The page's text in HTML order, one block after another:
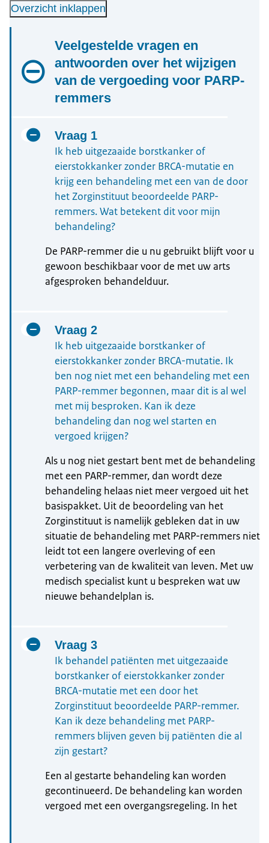
Overzicht inklappen
Veelgestelde vragen en
antwoorden over het wijzigen
van de vergoeding voor PARP-
remmers
Vraag 1
Ik heb uitgezaaide borstkanker of
eierstokkanker zonder BRCA-mutatie en
krijg een behandeling met een van de door
het Zorginstituut beoordeelde PARP-
remmers. Wat betekent dit voor mijn
behandeling?
De PARP-remmer die u nu gebruikt blijft voor u
gewoon beschikbaar voor de met uw arts
afgesproken behandelduur.
Vraag 2
Ik heb uitgezaaide borstkanker of
eierstokkanker zonder BRCA-mutatie. Ik
ben nog niet met een behandeling met een
PARP-remmer begonnen, maar dit is al wel
met mij besproken. Kan ik deze
behandeling dan nog wel starten en
vergoed krijgen?
Als u nog niet gestart bent met de behandeling
met een PARP-remmer, dan wordt deze
behandeling helaas niet meer vergoed uit het
basispakket. Uit de beoordeling van het
Zorginstituut is namelijk gebleken dat in uw
situatie de behandeling met PARP-remmers niet
leidt tot een langere overleving of een
verbetering van de kwaliteit van leven. Met uw
medisch specialist kunt u bespreken wat uw
nieuwe behandelplan is.
Vraag 3
Ik behandel patiënten met uitgezaaide
borstkanker of eierstokkanker zonder
BRCA-mutatie met een door het
Zorginstituut beoordeelde PARP-remmer.
Kan ik deze behandeling met PARP-
remmers blijven geven bij patiënten die al
zijn gestart?
Een al gestarte behandeling kan worden
gecontinueerd. De behandeling kan worden
vergoed met een overgangsregeling. In het